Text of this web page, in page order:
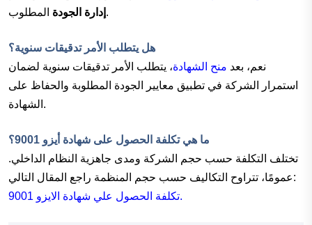
إدارة الجودة المطلوب.
هل يتطلب الأمر تدقيقات سنوية؟
نعم، بعد منح الشهادة، يتطلب الأمر تدقيقات سنوية لضمان
استمرار الشركة في تطبيق معايير الجودة المطلوبة والحفاظ على
الشهادة.
ما هي تكلفة الحصول على شهادة أيزو 9001
؟
تختلف التكلفة حسب حجم الشركة ومدى جاهزية النظام الداخلي.
عمومًا، تتراوح التكاليف حسب حجم المنظمة راجع المقال التالي:
تكلفة الحصول علي شهادة الايزو 9001.